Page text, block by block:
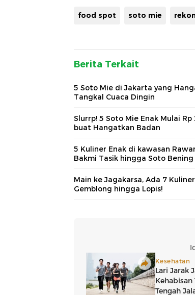
food spot soto mie
Berita Terkait
5 Soto Mie di Jakarta yang
Tangkal Cuaca Dingin
Slurrp! 5 Soto Mie Enak Mulai Rp
buat Hangatkan Badan
5 Kuliner Enak di kawasan
Bakmi Tasik hingga Soto Bening
Main ke Jagakarsa, Ada 7
Gemblong hingga Lopis!